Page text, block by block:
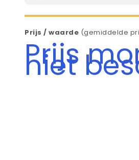
Prijs / waarde (gemiddelde
Prijs
niet